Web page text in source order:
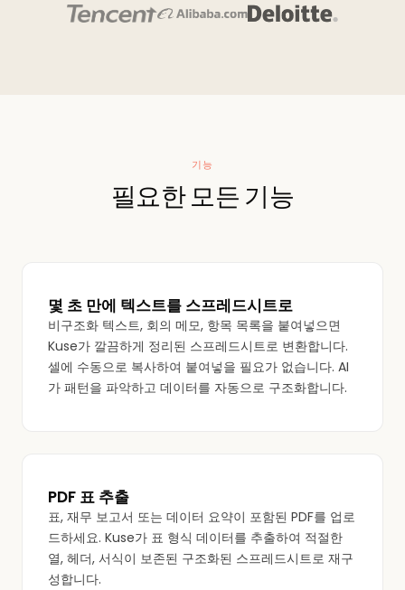
기능
필요한 모든 기능
몇 초 만에 텍스트를 스프레드시트로
비구조화 텍스트, 회의 메모, 항목 목록을 붙여넣으면
Kuse가 깔끔하게 정리된 스프레드시트로 변환합니다.
셀에 수동으로 복사하여 붙여넣을 필요가 없습니다. AI
가 패턴을 파악하고 데이터를 자동으로 구조화합니다.
PDF 표 추출
표, 재무 보고서 또는 데이터 요약이 포함된 PDF를 업로
드하세요. Kuse가 표 형식 데이터를 추출하여 적절한
열, 헤더, 서식이 보존된 구조화된 스프레드시트로 재구
성합니다.